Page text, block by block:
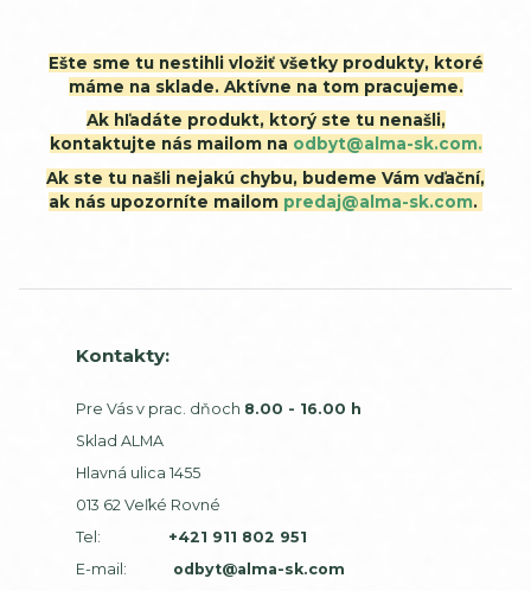
Ešte sme tu nestihli vložiť všetky produkty, ktoré
máme na sklade. Aktívne na tom pracujeme.
Ak hľadáte produkt, ktorý ste tu nenašli,
kontaktujte nás mailom na odbyt@alma-sk.com.
Ak ste tu našli nejakú chybu, budeme Vám vďační,
ak nás upozorníte mailom predaj@alma-sk.com.
Kontakty:
Pre Vás v prac. dňoch 8.00 - 16.00 h
Sklad ALMA
Hlavná ulica 1455
013 62 Veľké Rovné
Tel:
+421 911 802 951
E-mail: odbyt@alma-sk.com